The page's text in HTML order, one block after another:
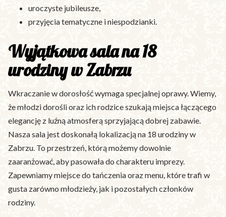
uroczyste jubileusze,
przyjęcia tematyczne i niespodzianki.
Wyjątkowa sala na 18
urodziny w Zabrzu
Wkraczanie w dorosłość wymaga specjalnej oprawy. Wiemy,
że młodzi dorośli oraz ich rodzice szukają miejsca łączącego
elegancję z luźną atmosferą sprzyjającą dobrej zabawie.
Nasza sala jest doskonałą lokalizacją na 18 urodziny w
Zabrzu. To przestrzeń, którą możemy dowolnie
zaaranżować, aby pasowała do charakteru imprezy.
Zapewniamy miejsce do tańczenia oraz menu, które trafi w
gusta zarówno młodzieży, jak i pozostałych członków
rodziny.